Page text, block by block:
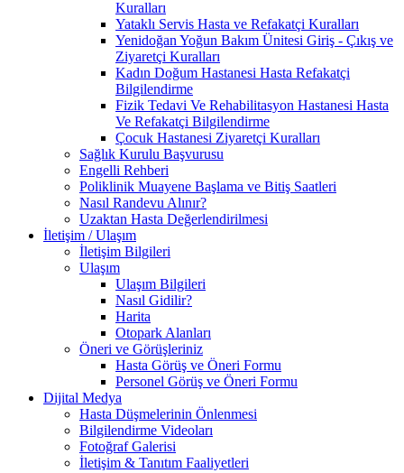
Kuralları
Yataklı Servis Hasta ve Refakatçi Kuralları
Yenidoğan Yoğun Bakım Ünitesi Giriş - Çıkış ve
Ziyaretçi Kuralları
Kadın Doğum Hastanesi Hasta Refakatçi
Bilgilendirme
Fizik Tedavi Ve Rehabilitasyon Hastanesi Hasta
Ve Refakatçi Bilgilendirme
Çocuk Hastanesi Ziyaretçi Kuralları
Sağlık Kurulu Başvurusu
Engelli Rehberi
Poliklinik Muayene Başlama ve Bitiş Saatleri
Nasıl Randevu Alınır?
Uzaktan Hasta Değerlendirilmesi
İletişim / Ulaşım
İletişim Bilgileri
Ulaşım
Ulaşım Bilgileri
Nasıl Gidilir?
Harita
Otopark Alanları
Öneri ve Görüşleriniz
Hasta Görüş ve Öneri Formu
Personel Görüş ve Öneri Formu
Dijital Medya
Hasta Düşmelerinin Önlenmesi
Bilgilendirme Videoları
Fotoğraf Galerisi
İletişim & Tanıtım Faaliyetleri